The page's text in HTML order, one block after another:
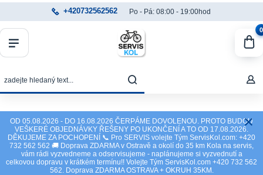
OD 05.08.2026 - DO 16.08.2026 ČERPÁME DOVOLENOU. PROTO BUDOU
VEŠKERÉ OBJEDNÁVKY ŘEŠENY PO UKONČENÍ A TO OD 17.08.2026.
DĚKUJEME ZA POCHOPENÍ 📞 Pro SERVIS volejte Tým ServisKol.com: +420
732 562 562 🚚 Doprava ZDARMA v Ostravě a okolí do 35 km Kola na servis,
vám rádi vyzvedneme a odservisujeme - naplánujeme si vyzvednutí a
celkovou dopravu v krátkém termínu!! Volejte Tým ServisKol.com +420 732 562
562. Doprava ZDARMA OSTRAVA + OKRUH 35KM.
+420732562562 Po - Pá: 08:00 - 19:00hod
0